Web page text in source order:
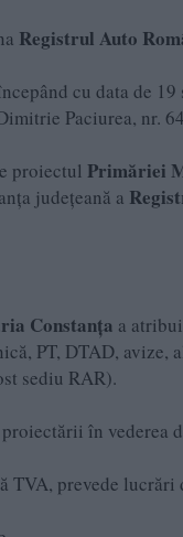
Registrul Auto
cu data de
Paciurea, nr.
proiectul Primăriei
județeană a
Constanța a
PT, DTAD,
sediu RAR).
în vederea
TVA, prevede lucrări